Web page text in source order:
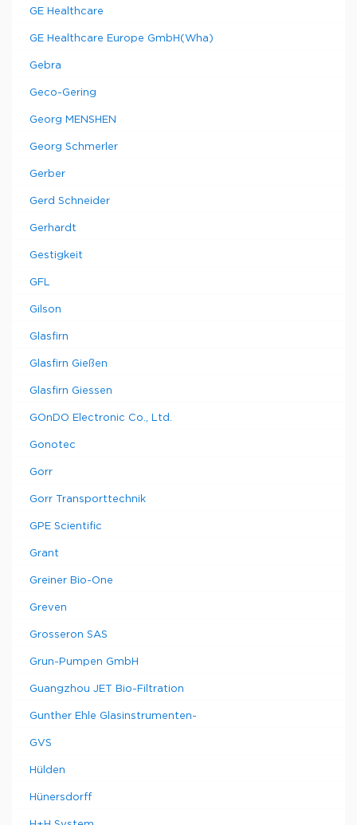
GE Healthcare
GE Healthcare Europe GmbH(Wha)
Gebra
Geco-Gering
Georg MENSHEN
Georg Schmerler
Gerber
Gerd Schneider
Gerhardt
Gestigkeit
GFL
Gilson
Glasfirn
Glasfirn Gießen
Glasfirn Giessen
GOnDO Electronic Co., Ltd.
Gonotec
Gorr
Gorr Transporttechnik
GPE Scientific
Grant
Greiner Bio-One
Greven
Grosseron SAS
Grun-Pumpen GmbH
Guangzhou JET Bio-Filtration
Gunther Ehle Glasinstrumenten-
GVS
Hülden
Hünersdorff